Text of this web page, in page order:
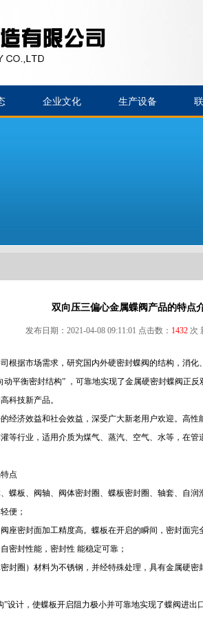
企业文化 生产设备
双向压三偏心金属蝶阀产品的特点
发布日期：2021-04-08 09:11:01 点击数： 1432次
根据市场需求，研究国内外硬密封蝶阀的结构，消
动平衡密封结构” ，可靠地实现了金属硬密封蝶阀正
科技新产品。
经济效益和社会效益，深受广大新老用户欢迎。高
等行业，适用介质为煤气、蒸汽、空气、水等，在管
点
蝶板、阀轴、阀体密封圈、蝶板密封圈、轴套、自润
便；
座密封面加工精度高。蝶板在开启的瞬间，密封面
密封性能，密封性 能稳定可靠；
封圈）材料为不锈钢，并经特殊处理，具有金属硬密
设计，使蝶板开启阻力极小并可靠地实现了蝶阀进出